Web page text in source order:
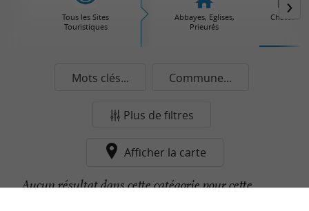
Tous les Sites
Touristiques
Abbayes, Eglises,
Prieurés
Châteaux
Mots clés... Commune...
Plus de filtres
Afficher la carte
Aucun résultat dans cette catégorie pour cette